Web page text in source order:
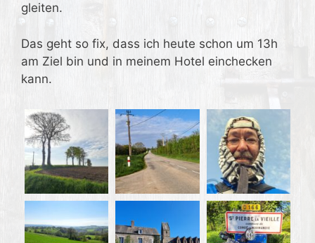
gleiten.
Das geht so fix, dass ich heute schon um 13h
am Ziel bin und in meinem Hotel einchecken
kann.